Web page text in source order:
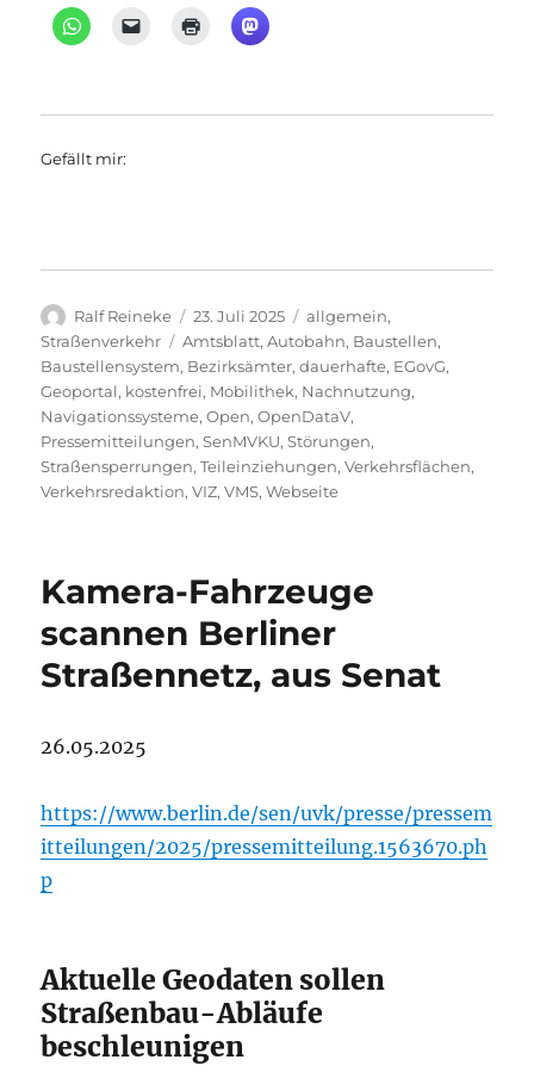
Gefällt mir:
Autor
Ralf Reineke
Veröffentlicht
am
23. Juli 2025 Kategorien
allgemein,
Straßenverkehr
Schlagwörter
Amtsblatt,Autobahn, Baustellen,
Baustellensystem, Bezirksämter,dauerhafte, EGovG,
Geoportal, kostenfrei, Mobilithek, Nachnutzung,
Navigationssysteme,Open,OpenDataV,
Pressemitteilungen,SenMVKU,Störungen,
Straßensperrungen,Teileinziehungen,Verkehrsflächen,
Verkehrsredaktion,VIZ,VMS,Webseite
Kamera-Fahrzeuge
scannen Berliner
Straßennetz, aus Senat
26.05.2025
https://www.berlin.de/sen/uvk/presse/pressem
itteilungen/2025/pressemitteilung.1563670.ph
p
Aktuelle Geodaten sollen
Straßenbau-Abläufe
beschleunigen